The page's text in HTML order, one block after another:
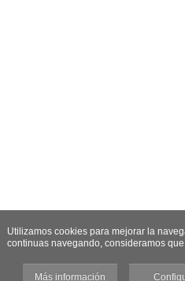
Utilizamos cookies para mejorar la
continuas navegando, consideramos
Más información